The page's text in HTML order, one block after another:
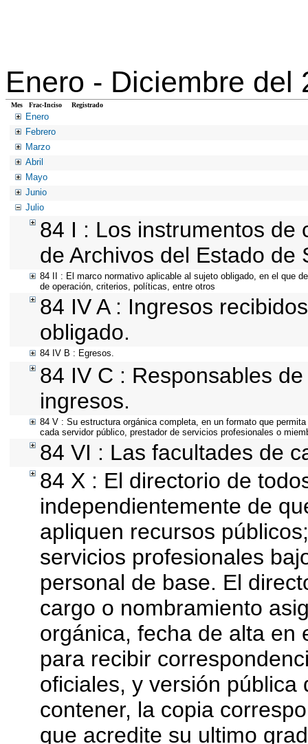
Enero - Diciembre del
Mes Frac-Inciso Registrado
Enero
Febrero
Marzo
Abril
Mayo
Junio
Julio
84 I : Los instrumentos de
de Archivos del Estado de
84 II : El marco normativo aplicable al sujeto obligado, en el que
de operación, criterios, políticas, entre otros
84 IV A : Ingresos
obligado.
84 IV B : Egresos.
84 IV C : Responsables
ingresos.
84 V : Su estructura orgánica completa, en un formato que
cada servidor público, prestador de servicios profesionales o
84 VI : Las facultades de
84 X : El directorio de
independientemente de
apliquen recursos
servicios profesionales
personal de base. El
cargo o nombramiento
orgánica, fecha de alta en
para recibir
oficiales, y versión
contener, la copia
que acredite su ultimo